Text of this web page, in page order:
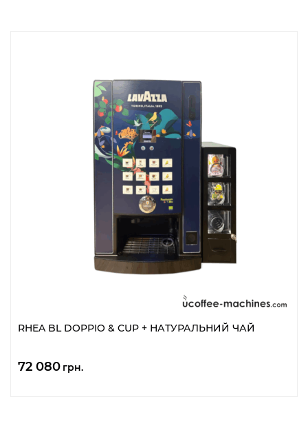
RHEA BL DOPPIO & CUP + НАТУРАЛЬНИЙ ЧАЙ
72 080 грн.